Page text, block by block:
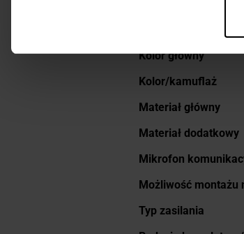
Więcej
Kolor główny
Kolor/kamuflaż
Materiał główny
Materiał dodatkowy
Mikrofon
Możliwość montażu
Typ zasilania